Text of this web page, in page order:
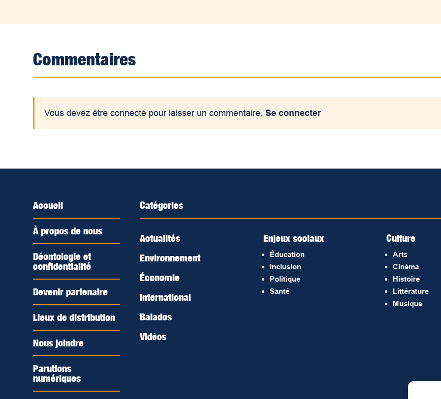
Commentaires
Vous devez être connecté pour laisser un commentaire.Se connecter
Accueil
À propos de nous
Déontologie et
confidentialité
Devenir partenaire
Lieux de distribution
Nous joindre
Parutions
numériques
Catégories
Actualités
Environnement
Économie
International
Balados
Vidéos
Enjeux sociaux
Éducation
Inclusion
Politique
Santé
Culture
Arts
Cinéma
Histoire
Littérature
Musique